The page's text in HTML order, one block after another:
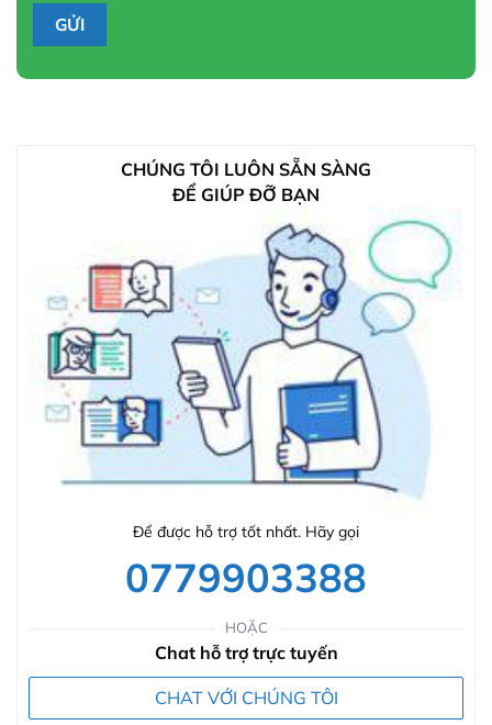
CHÚNG TÔI LUÔN SẴN SÀNG
ĐỂ GIÚP ĐỠ BẠN
Để được hỗ trợ tốt nhất. Hãy gọi
0779903388
HOẶC
Chat hỗ trợ trực tuyến
CHAT VỚI CHÚNG TÔI